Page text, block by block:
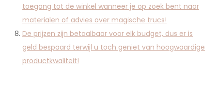
toegang tot de winkel wanneer je op zoek bent naar
materialen of advies over magische trucs!
De prijzen zijn betaalbaar voor elk budget, dus er is
geld bespaard terwijl u toch geniet van hoogwaardige
productkwaliteit!